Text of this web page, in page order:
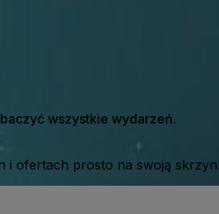
wszystkie wydarzeń.
ofertach prosto na swoją